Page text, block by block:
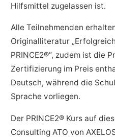
Hilfsmittel zugelassen ist.
Alle Teilnehmenden
Originalliteratur
PRINCE2®“, zudem ist die
Zertifizierung im Preis
Deutsch, während die
Sprache vorliegen.
Der PRINCE2® Kurs auf
Consulting ATO von